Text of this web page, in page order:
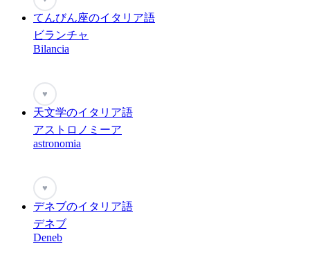
てんびん座のイタリア語
ビランチャ
Bilancia
♥
天文学のイタリア語
アストロノミーア
astronomia
♥
デネブのイタリア語
デネブ
Deneb